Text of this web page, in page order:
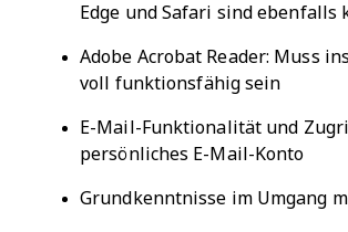
Edge und Safari sind ebenfalls
Adobe Acrobat Reader: Muss
voll funktionsfähig sein
E-Mail-Funktionalität und
persönliches E-Mail-Konto
Grundkenntnisse im Umgang